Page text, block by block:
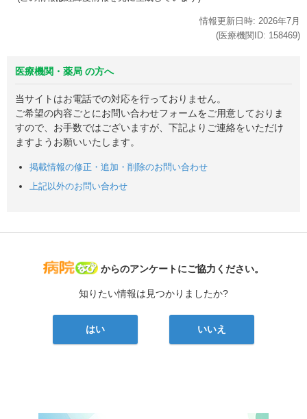
情報更新日時: 2026年7月
(医療機関ID: 158469)
医療機関・薬局 の方へ
当サイトはお電話での対応を行っておりません。
ご希望の内容ごとにお問い合わせフォームをご用意しておりま
すので、お手数ではございますが、下記よりご連絡をいただけ
ますようお願いいたします。
掲載情報の修正・追加・削除のお問い合わせ
上記以外のお問い合わせ
病院なび
からのアンケートにご協力ください。
知りたい情報は見つかりましたか?
はい いいえ